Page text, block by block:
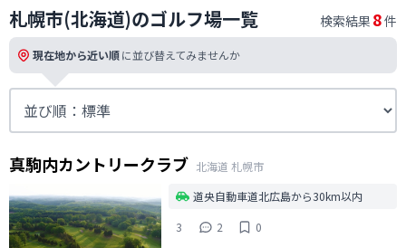
札幌市(北海道)のゴルフ場一覧 検索結果 8件
現在地から近い順に並び替えてみませんか
真駒内カントリークラブ 北海道 札幌市
道央自動車道北広島から30km以内
3
2 0